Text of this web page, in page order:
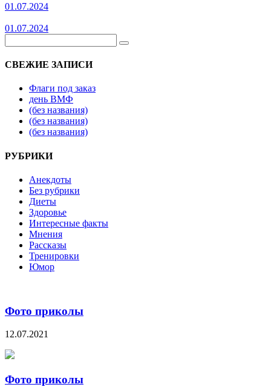
01.07.2024
01.07.2024
СВЕЖИЕ ЗАПИСИ
Флаги под заказ
день ВМФ
(без названия)
(без названия)
(без названия)
РУБРИКИ
Анекдоты
Без рубрики
Диеты
Здоровье
Интересные факты
Мнения
Рассказы
Тренировки
Юмор
Фото приколы
12.07.2021
Фото приколы